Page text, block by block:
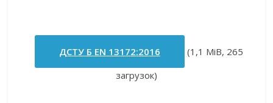
ДСТУ Б EN 13172:2016
(1,1 MiB, 265
загрузок)